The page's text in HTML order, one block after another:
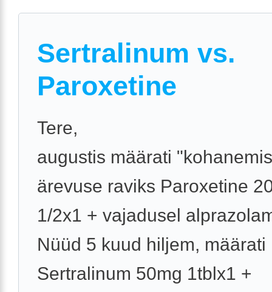
Sertralinum vs.
Paroxetine
Tere,
augustis määrati
ärevuse raviks Paroxetine
1/2x1 + vajadusel
Nüüd 5 kuud hiljem, määrati
Sertralinum 50mg 1tblx1 +